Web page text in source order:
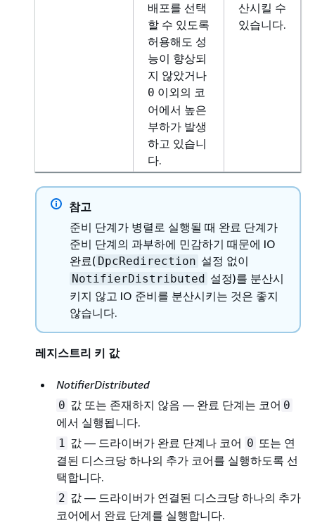
배포를 선택
할 수 있도록
허용해도 성
능이 향상되
지 않았거나
0 이외의 코
어에서 높은
부하가 발생
하고 있습니
다.
산시킬 수
있습니다.
참고
준비 단계가 병렬로 실행될 때 완료 단계가
준비 단계의 과부하에 민감하기 때문에 IO
완료( DpcRedirection 설정 없이
NotifierDistributed 설정)를 분산시
키지 않고 IO 준비를 분산시키는 것은 좋지
않습니다.
레지스트리 키 값
NotifierDistributed
0 값 또는 존재하지 않음 — 완료 단계는 코어 0
에서 실행됩니다.
1 값 — 드라이버가 완료 단계나 코어 0 또는 연
결된 디스크당 하나의 추가 코어를 실행하도록 선
택합니다.
2 값 — 드라이버가 연결된 디스크당 하나의 추가
코어에서 완료 단계를 실행합니다.